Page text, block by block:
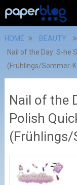
HOME
BEAUTY
Nail of the Day: S-he
(Frühlings/Sommer-
Nail of the
Polish
(Frühlings/